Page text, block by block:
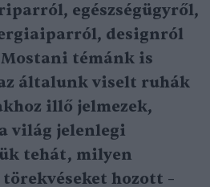
egészségügyről,
designról
témánk is
általunk viselt ruhák
illő jelmezek,
világ jelenlegi
tehát, milyen
hozott –